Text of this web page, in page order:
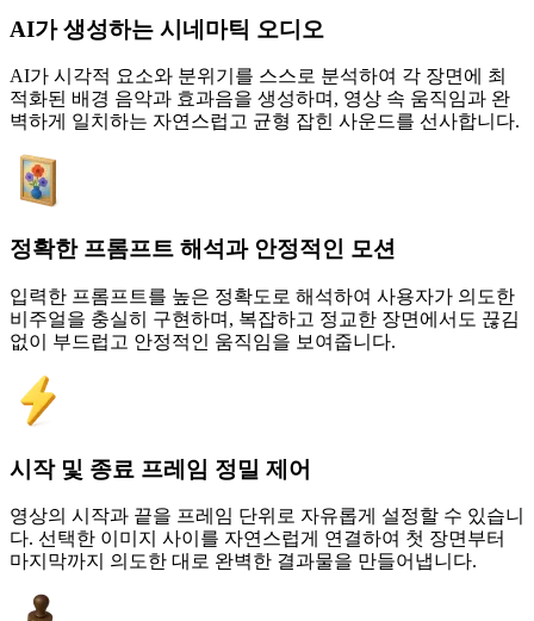
AI가 생성하는 시네마틱 오디오
AI가 시각적 요소와 분위기를 스스로 분석하여 각 장면에 최
적화된 배경 음악과 효과음을 생성하며, 영상 속 움직임과 완
벽하게 일치하는 자연스럽고 균형 잡힌 사운드를 선사합니다.
정확한 프롬프트 해석과 안정적인 모션
입력한 프롬프트를 높은 정확도로 해석하여 사용자가 의도한
비주얼을 충실히 구현하며, 복잡하고 정교한 장면에서도 끊김
없이 부드럽고 안정적인 움직임을 보여줍니다.
시작 및 종료 프레임 정밀 제어
영상의 시작과 끝을 프레임 단위로 자유롭게 설정할 수 있습니
다. 선택한 이미지 사이를 자연스럽게 연결하여 첫 장면부터
마지막까지 의도한 대로 완벽한 결과물을 만들어냅니다.